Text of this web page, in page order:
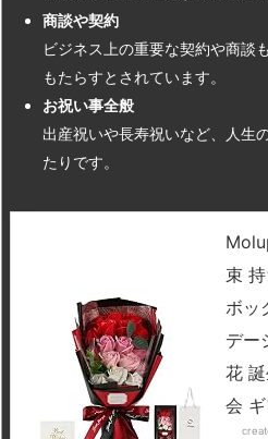
商談や契約
ビジネス上の重要な契約や商談
もたらすとされています。
お祝い事全般
出産祝いや長寿祝いなど、人生
たりです。
束
ボッ
デー
花
会